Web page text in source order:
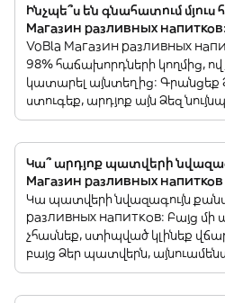
Ինչպե՞ս են գնահատում
Магазин разливных напитков:
VoBla Магазин разливных
98% հաճախորդների կողմից,
կատարել այնտեղից: Գրանցեք
ստուգեք, արդյոք այն Ձեզ
Կա՞ արդյոք պատվերի
Магазин разливных напитков
Կա պատվերի նվազագույն
разливных напитков: Բայց
չհասնեք, ստիպված կլինեք
բայց Ձեր պատվերն,